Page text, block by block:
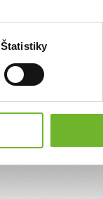
Štatistiky